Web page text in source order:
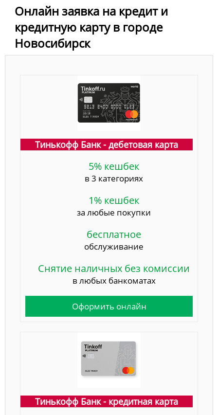
Онлайн заявка на кредит и
кредитную карту в городе
Новосибирск
Тинькофф Банк - дебетовая карта
5% кешбек
в 3 категориях
1% кешбек
за любые покупки
бесплатное
обслуживание
Снятие наличных без комиссии
в любых банкоматах
Оформить онлайн
Тинькофф Банк - кредитная карта